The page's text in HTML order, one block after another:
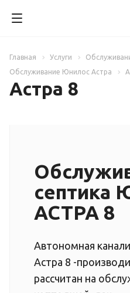
Главная Услуги
Обслуживание Юнилос Астра
Астра 8
АСТРА 8
Автономная
Астра 8 -
рассчитан на